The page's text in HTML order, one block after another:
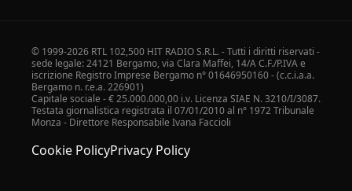
© 1999-2026 RTL 102,500 HIT RADIO S.R.L. - Tutti i diritti riservati -
sede legale: 24121 Bergamo, via Clara Maffei, 14/A C.F./P.IVA e
iscrizione Registro Imprese Bergamo n° 01646950160 - (c.c.i.a.a.
Bergamo n. r.e.a. 226901)
Capitale sociale - € 25.000.000,00 i.v. Licenza SIAE N. 3210/I/3087.
Testata giornalistica registrata il 07/01/2010 al n° 1972 Tribunale
Monza - Direttore Responsabile Ivana Faccioli
Cookie PolicyPrivacy Policy